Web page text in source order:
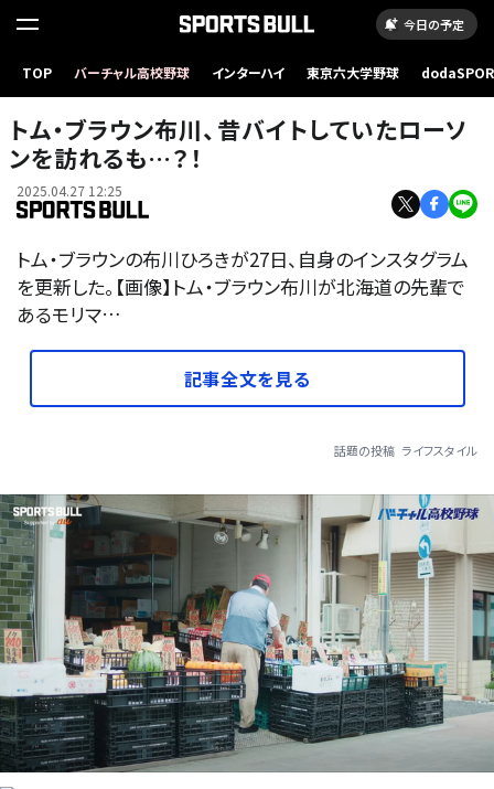
今日の予定
TOP バーチャル高校野球 インターハイ 東京六大学野球
トム・ブラウン布川、昔バイトしていたローソ
ンを訪れるも…？！
2025.04.27 12:25
トム・ブラウンの布川ひろきが27日、自身のインスタグラム
を更新した。【画像】トム・ブラウン布川が北海道の先輩で
あるモリマ…
記事全文を見る
話題の投稿 ライフスタイル